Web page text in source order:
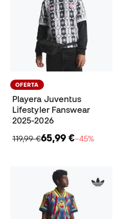
OFERTA
Playera Juventus
Lifestyler Fanswear
2025-2026
119,99 €65,99 €−45%